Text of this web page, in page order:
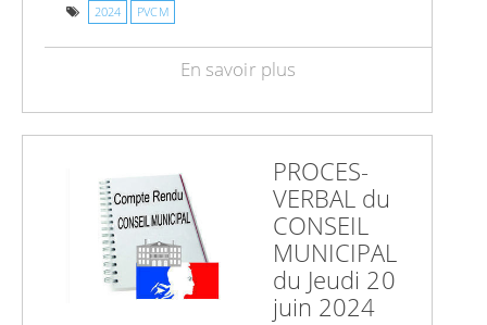
2024 PVCM
En savoir plus
PROCES-
VERBAL du
CONSEIL
MUNICIPAL
du Jeudi 20
juin 2024